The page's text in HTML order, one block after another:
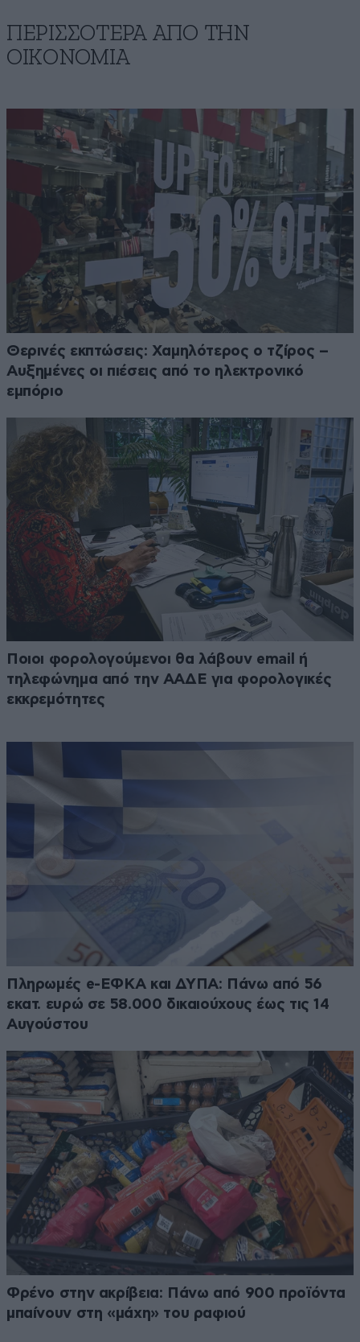
ΠΕΡΙΣΣΟΤΕΡΑ ΑΠΟ ΤΗΝ
ΟΙΚΟΝΟΜΙΑ
Θερινές εκπτώσεις: Χαμηλότερος ο τζίρος –
Αυξημένες οι πιέσεις από το ηλεκτρονικό
εμπόριο
Ποιοι φορολογούμενοι θα λάβουν email ή
τηλεφώνημα από την ΑΑΔΕ για φορολογικές
εκκρεμότητες
Πληρωμές e-ΕΦΚΑ και ΔΥΠΑ: Πάνω από 56
εκατ. ευρώ σε 58.000 δικαιούχους έως τις 14
Αυγούστου
Φρένο στην ακρίβεια: Πάνω από 900 προϊόντα
μπαίνουν στη «μάχη» του ραφιού